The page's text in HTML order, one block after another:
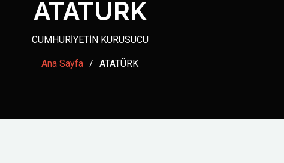
ATATÜRK
CUMHURİYETİN KURUSUCU
Ana Sayfa ATATÜRK